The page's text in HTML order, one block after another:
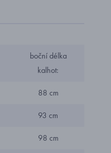
boční délka
kalhot:
88 cm
93 cm
98 cm